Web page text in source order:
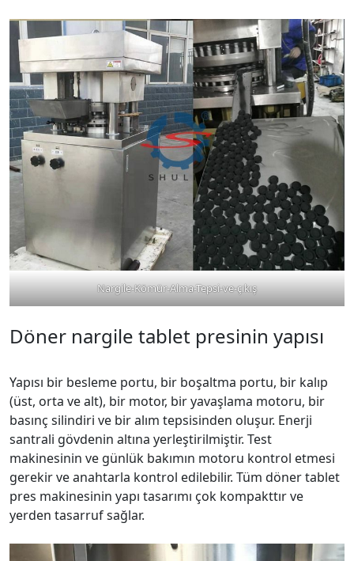
Nargile-Kömür-Alma-Tepsi-ve-çıkış
Döner nargile tablet presinin yapısı
Yapısı bir besleme portu, bir boşaltma portu, bir kalıp
(üst, orta ve alt), bir motor, bir yavaşlama motoru, bir
basınç silindiri ve bir alım tepsisinden oluşur. Enerji
santrali gövdenin altına yerleştirilmiştir. Test
makinesinin ve günlük bakımın motoru kontrol etmesi
gerekir ve anahtarla kontrol edilebilir. Tüm döner tablet
pres makinesinin yapı tasarımı çok kompakttır ve
yerden tasarruf sağlar.